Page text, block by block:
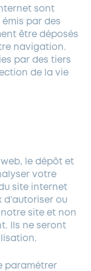
sont
par des
être déposés
navigation.
par des tiers
de la vie
le dépôt et
votre
site internet
d’autoriser ou
site et non
Ils ne seront
paramétrer